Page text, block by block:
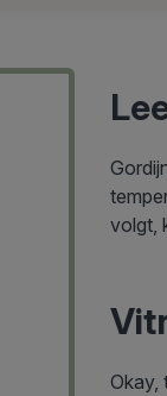
volgt,
Okay,